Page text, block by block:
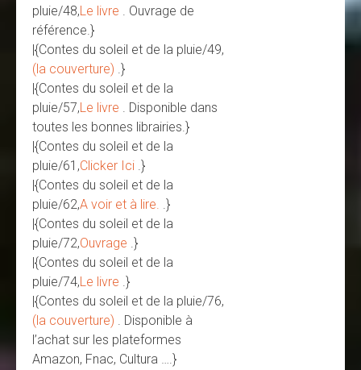
pluie/48,Le livre . Ouvrage de
référence.}
|{Contes du soleil et de la pluie/49,
(la couverture) .}
|{Contes du soleil et de la
pluie/57,Le livre . Disponible dans
toutes les bonnes librairies.}
|{Contes du soleil et de la
pluie/61,Clicker Ici .}
|{Contes du soleil et de la
pluie/62,A voir et à lire. .}
|{Contes du soleil et de la
pluie/72,Ouvrage .}
|{Contes du soleil et de la
pluie/74,Le livre .}
|{Contes du soleil et de la pluie/76,
(la couverture) . Disponible à
l’achat sur les plateformes
Amazon, Fnac, Cultura ….}